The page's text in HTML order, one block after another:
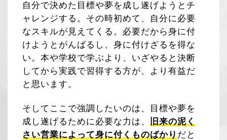
自分で決めた目標や夢を成し遂げようとチ
ャレンジする。その時初めて、自分に必要
なスキルが見えてくる。必要だから身に付
けようとがんばるし、身に付けざるを得な
い。本や学校で学ぶより、いざやると決断
してから実践で習得する方が、より有益だ
と思います。
そしてここで強調したいのは、目標や夢を
成し遂げるために必要な力は、
旧来の泥く
さい営業によって身に付くものばかり だと